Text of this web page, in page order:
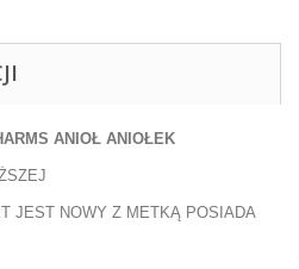
ANIOŁ ANIOŁEK
JEST NOWY Z METKĄ POSIADA